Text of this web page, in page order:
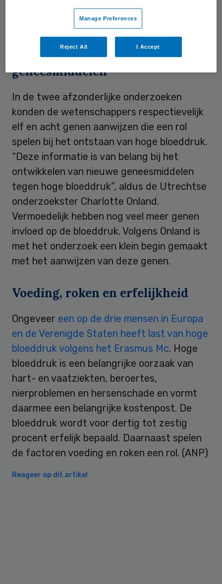
Nature Genetics publiceerden zij
over hun bevindingen.
Ontwikkelijk nieuwe
geneesmiddelen
In de twee afzonderlijke onderzoeken
konden de wetenschappers respectievelijk
elf en acht genen aanwijzen die een rol
spelen bij het ontstaan van hoge bloeddruk.
“Deze informatie is van belang bij het
ontwikkelen van nieuwe geneesmiddelen
tegen hoge bloeddruk”, aldus de Utrechtse
onderzoekster Charlotte Onland.
Vermoedelijk hebben nog veel meer genen
invloed op de bloeddruk. Volgens Onland is
met het onderzoek een klein begin gemaakt
met het aanwijzen van deze genen.
Voeding, roken en erfelijkheid
Ongeveer een op de drie mensen in Europa
en de Verenigde Staten heeft last van hoge
bloeddruk volgens het Erasmus Mc. Hoge
bloeddruk is een belangrijke oorzaak van
hart- en vaatziekten, beroertes,
nierproblemen en hersenschade en vormt
daarmee een belangrijke kostenpost. De
bloeddruk wordt voor dertig tot zestig
procent erfelijk bepaald. Daarnaast spelen
de factoren voeding en roken een rol. (ANP)
Reageer op dit artikel
Manage Preferences
Reject All I Accept